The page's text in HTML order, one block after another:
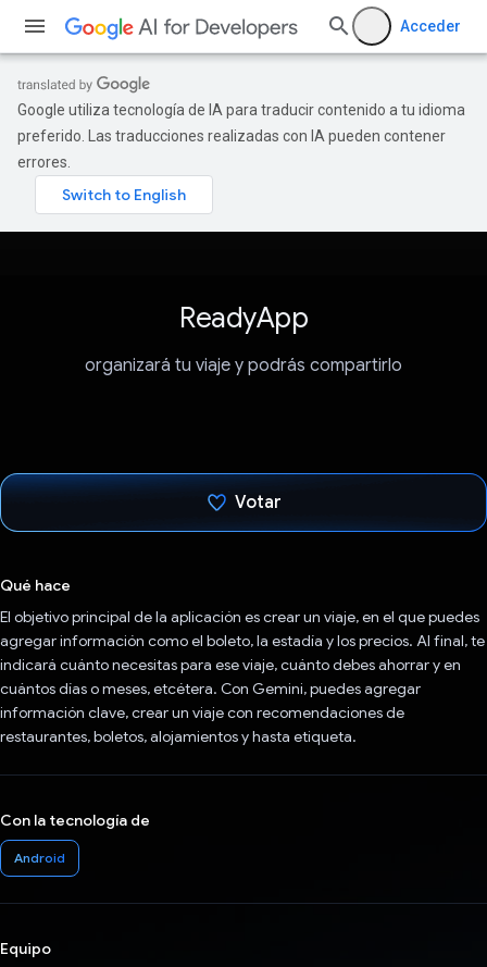
Acceder
Google utiliza tecnología de IA para traducir contenido a tu idioma
preferido. Las traducciones realizadas con IA pueden contener
errores.
ReadyApp
organizará tu viaje y podrás compartirlo
Votar
Qué hace
El objetivo principal de la aplicación es crear un viaje, en el que puedes
agregar información como el boleto, la estadía y los precios. Al final, te
indicará cuánto necesitas para ese viaje, cuánto debes ahorrar y en
cuántos días o meses, etcétera. Con Gemini, puedes agregar
información clave, crear un viaje con recomendaciones de
restaurantes, boletos, alojamientos y hasta etiqueta.
Con la tecnología de
Android
Equipo